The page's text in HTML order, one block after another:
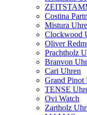
Costina
Mistura
Clockwood
Oliver
Prachtholz
Branvon
Cari Uhren
Grand Pinot
TENSE
Ovi Watch
Zartholz